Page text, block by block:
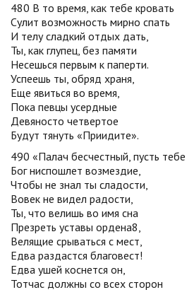
480 В то время, как тебе кровать
Сулит возможность мирно спать
И телу сладкий отдых дать,
Ты, как глупец, без памяти
Несешься первым к паперти.
Успеешь ты, обряд храня,
Еще явиться во время,
Пока певцы усердные
Девяносто четвертое
Будут тянуть «Приидите».
490 «Палач бесчестный, пусть тебе
Бог ниспошлет возмездие,
Чтобы не знал ты сладости,
Вовек не видел радости,
Ты, что велишь во имя сна
Презреть уставы ордена8,
Велящие срываться с мест,
Едва раздастся благовест!
Едва ушей коснется он,
Тотчас должны со всех сторон